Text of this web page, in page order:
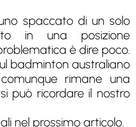
spaccato di un solo
in una posizione
è dire poco.
badminton australiano
rimane una
può ricordare il nostro
nel prossimo articolo.